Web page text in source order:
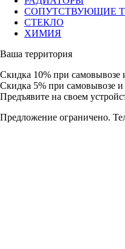
СОПУТСТВУЮЩИЕ
СТЕКЛО
ХИМИЯ
Ваша территория
Скидка 10% при самовывозе
Скидка 5% при самовывозе и
Предъявите на своем
Предложение ограничено.